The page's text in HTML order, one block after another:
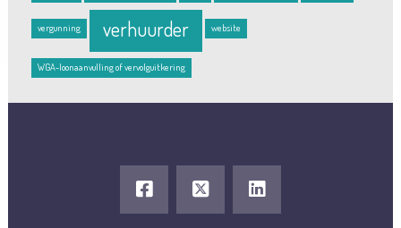
vergunning verhuurder website
WGA-loonaanvulling of vervolguitkering